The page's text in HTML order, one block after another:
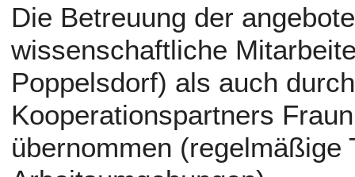
Die Betreuung der
wissenschaftliche
Poppelsdorf) als auch
Kooperationspartners
übernommen